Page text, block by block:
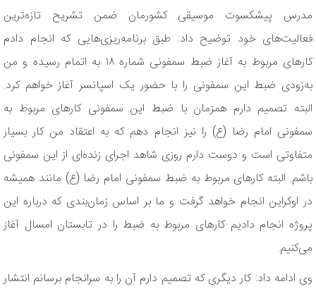
مدرس پیشکسوت موسیقی کشورمان ضمن تشریح تازه‌ترین
فعالیت‌های خود توضیح داد: طبق برنامه‌ریزی‌هایی که انجام دادم
کارهای مربوط به آغاز ضبط سمفونی شماره ۱۸ به اتمام رسیده و من
به‌زودی ضبط این سمفونی را با حضور یک اسپانسر آغاز خواهم کرد.
البته تصمیم دارم همزمان با ضبط این سمفونی کارهای مربوط به
سمفونی امام رضا (ع) را نیز انجام دهم که به اعتقاد من کار بسیار
متفاوتی است و دوست دارم روزی شاهد اجرای زنده‌ای از این سمفونی
باشم. البته کارهای مربوط به ضبط سمفونی امام رضا (ع) مانند همیشه
در اوکراین انجام خواهد گرفت و ما بر اساس زمان‌بندی که درباره این
پروژه انجام دادیم کارهای مربوط به ضبط را در تابستان امسال آغاز
می‌کنیم.
وی ادامه داد: کار دیگری که تصمیم دارم آن را به سرانجام برسانم انتشار